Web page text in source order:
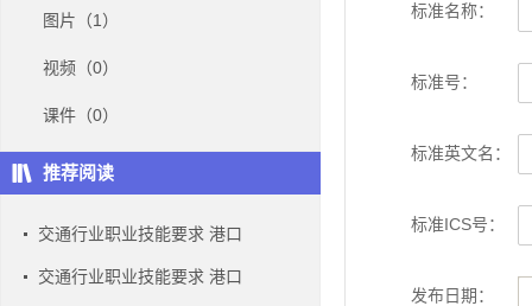
图片（1）
视频（0）
课件（0）
推荐阅读
交通行业职业技能要求 港口
交通行业职业技能要求 港口
标准名称：
标准号：
标准英文名：
标准ICS号：
发布日期：